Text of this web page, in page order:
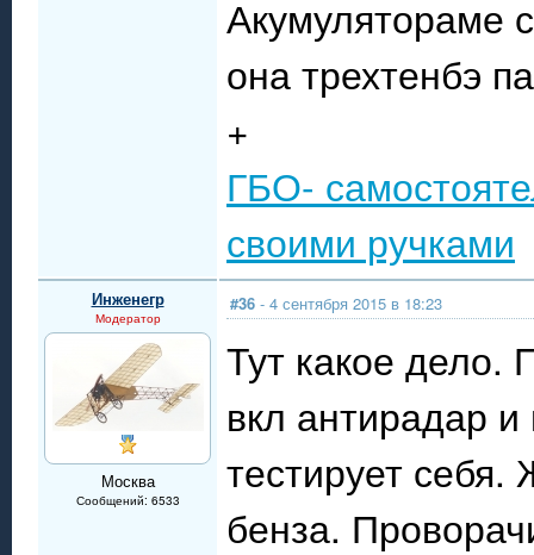
Акумулятораме
она трехтенбэ
+
ГБО-
своими ручками
Инженегр
Модератор
Москва
Сообщений: 6533
#36 - 4 сентября 2015 в 18:23
Тут какое дело.
вкл антирадар
тестирует себя.
бенза.